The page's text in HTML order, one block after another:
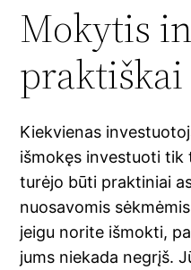
Mokytis
praktiškai
Kiekvienas
išmokęs investuoti tik
turėjo būti praktiniai
nuosavomis
jeigu norite išmokti,
jums niekada negrįš.